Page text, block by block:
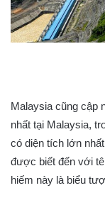
Malaysia cũng cập
nhất tại Malaysia,
có diện tích lớn
được biết đến với
hiếm này là biểu